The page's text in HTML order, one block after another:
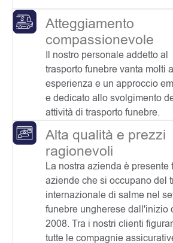
Atteggiamento
compassionevole
Il nostro personale addetto al
trasporto funebre vanta molti
esperienza e un approccio
e dedicato allo svolgimento
attività di trasporto funebre.
Alta qualità e prezzi
ragionevoli
La nostra azienda è presente
aziende che si occupano del
internazionale di salme nel
funebre ungherese dall'inizio
2008. Tra i nostri clienti
tutte le compagnie